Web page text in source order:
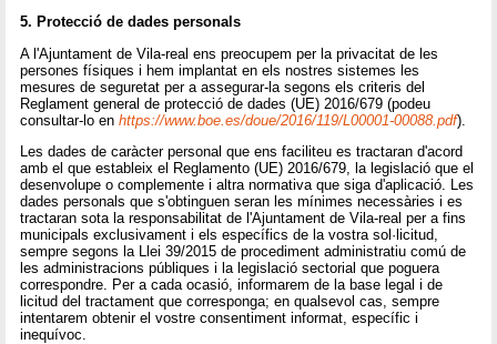
5. Protecció de dades personals
A l'Ajuntament de Vila-real ens preocupem per la privacitat de les
persones físiques i hem implantat en els nostres sistemes les
mesures de seguretat per a assegurar-la segons els criteris del
Reglament general de protecció de dades (UE) 2016/679 (podeu
consultar-lo enhttps://www.boe.es/doue/2016/119/L00001-00088.pdf).
Les dades de caràcter personal que ens faciliteu es tractaran d'acord
amb el que estableix el Reglamento (UE) 2016/679, la legislació que el
desenvolupe o complemente i altra normativa que siga d'aplicació. Les
dades personals que s'obtinguen seran les mínimes necessàries i es
tractaran sota la responsabilitat de l'Ajuntament de Vila-real per a fins
municipals exclusivament i els específics de la vostra sol·licitud,
sempre segons la Llei 39/2015 de procediment administratiu comú de
les administracions públiques i la legislació sectorial que poguera
correspondre. Per a cada ocasió, informarem de la base legal i de
licitud del tractament que corresponga; en qualsevol cas, sempre
intentarem obtenir el vostre consentiment informat, específic i
inequívoc.